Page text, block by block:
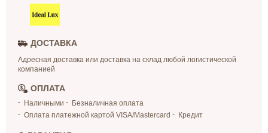
ДОСТАВКА
Адресная доставка или доставка на склад любой логистической
компанией
ОПЛАТА
Наличными
Безналичная оплата
Оплата платежной картой VISA/Mastercard
Кредит